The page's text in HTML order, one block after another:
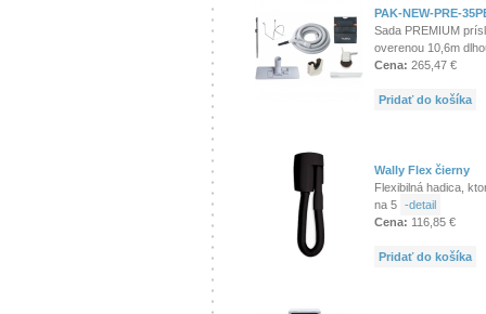
PAK-NEW-PRE-
Sada PREMIUM
overenou 10,6m
Cena: 265,47 €
Pridať do košíka
Wally Flex čierny
Flexibilná hadica,
na 5 -detail
Cena: 116,85 €
Pridať do košíka